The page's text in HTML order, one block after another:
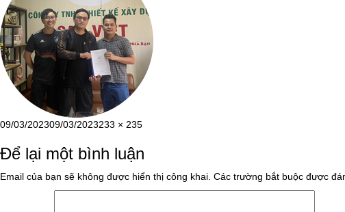
Đăng
ngày
09/03/202309/03/2023Kích
đầy
233 × 235
Để lại một bình luận
Email của bạn sẽ không được hiển thị công khai. Các trường bắt buộc được